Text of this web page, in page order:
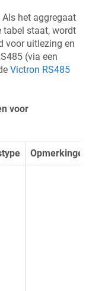
Als het aggregaat
tabel staat, wordt
voor uitlezing en
(via een
Victron RS485
voor
Opmerkingen